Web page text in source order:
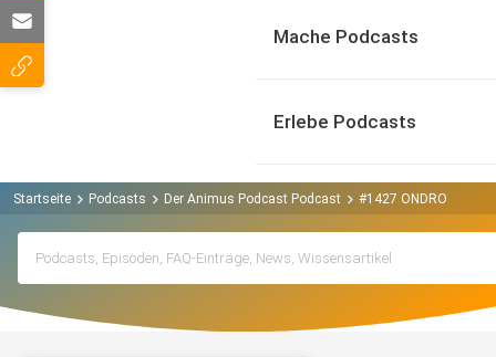
Mache Podcasts
Erlebe Podcasts
Startseite Podcasts Der Animus Podcast Podcast #1427 ONDROS